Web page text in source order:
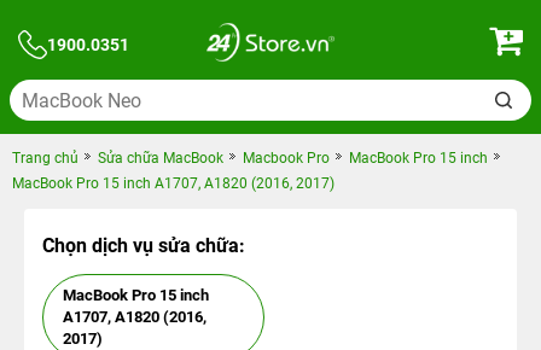
1900.0351
Trang chủ Sửa chữa MacBook Macbook Pro
MacBook Pro 15 inch
MacBook Pro 15 inch A1707, A1820 (2016, 2017)
Chọn dịch vụ sửa chữa:
MacBook Pro 15 inch
A1707, A1820 (2016,
2017)